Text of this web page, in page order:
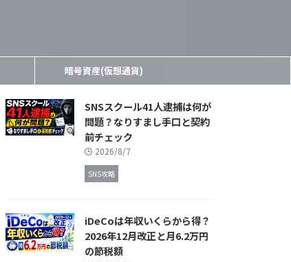
暗号資産(仮想通貨)
SNSスクール41人逮捕は何が
問題？なりすまし手口と契約
前チェック
2026/8/7
SNS攻略
iDeCoは年収いくらから得？
2026年12月改正と月6.2万円
の節税額